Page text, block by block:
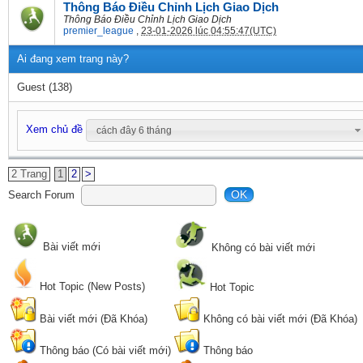
Thông Báo Điều Chỉnh Lịch Giao Dịch
Thông Báo Điều Chỉnh Lịch Giao Dịch
premier_league , 23-01-2026 lúc 04:55:47(UTC)
Ai đang xem trang này?
Guest (138)
Xem chủ đề cách đây 6 tháng
2 Trang 1 2
>
Search Forum
OK
Bài viết mới Không có bài viết mới
Hot Topic (New Posts) Hot Topic
Bài viết mới (Đã Khóa) Không có bài viết mới (Đã Khóa)
Thông báo (Có bài viết mới) Thông báo